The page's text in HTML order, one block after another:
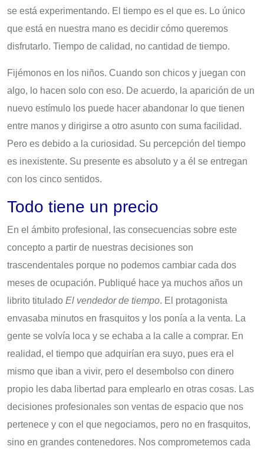
se está experimentando. El tiempo es el que es. Lo único
que está en nuestra mano es decidir cómo queremos
disfrutarlo. Tiempo de calidad, no cantidad de tiempo.
Fijémonos en los niños. Cuando son chicos y juegan con
algo, lo hacen solo con eso. De acuerdo, la aparición de un
nuevo estímulo los puede hacer abandonar lo que tienen
entre manos y dirigirse a otro asunto con suma facilidad.
Pero es debido a la curiosidad. Su percepción del tiempo
es inexistente. Su presente es absoluto y a él se entregan
con los cinco sentidos.
Todo tiene un precio
En el ámbito profesional, las consecuencias sobre este
concepto a partir de nuestras decisiones son
trascendentales porque no podemos cambiar cada dos
meses de ocupación. Publiqué hace ya muchos años un
librito titulado El vendedor de tiempo. El protagonista
envasaba minutos en frasquitos y los ponía a la venta. La
gente se volvía loca y se echaba a la calle a comprar. En
realidad, el tiempo que adquirían era suyo, pues era el
mismo que iban a vivir, pero el desembolso con dinero
propio les daba libertad para emplearlo en otras cosas. Las
decisiones profesionales son ventas de espacio que nos
pertenece y con el que negociamos, pero no en frasquitos,
sino en grandes contenedores. Nos comprometemos cada